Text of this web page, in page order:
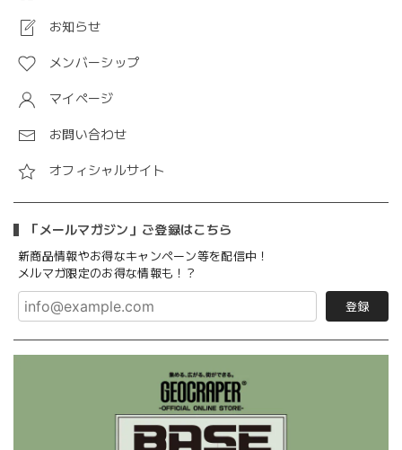
お知らせ
メンバーシップ
マイページ
お問い合わせ
オフィシャルサイト
「メールマガジン」ご登録はこちら
新商品情報やお得なキャンペーン等を配信中！
メルマガ限定のお得な情報も！？
登録